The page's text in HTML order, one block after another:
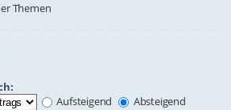
Themen
Aufsteigend
Absteigend